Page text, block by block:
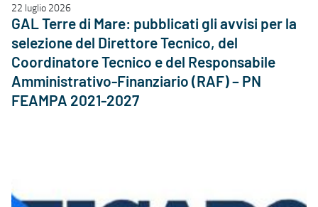
22 luglio 2026
GAL Terre di Mare: pubblicati gli avvisi per la
selezione del Direttore Tecnico, del
Coordinatore Tecnico e del Responsabile
Amministrativo-Finanziario (RAF) – PN
FEAMPA 2021-2027